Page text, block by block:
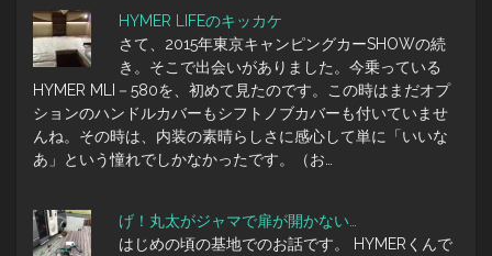
HYMER LIFEのキッカケ
さて、2015年東京キャンピングカーSHOWの続
き。そこで出会いがありました。今乗っている
HYMER MLI－580を、初めて見たのです。この時はまだオプ
ションのハンドルカバーもシフトノブカバーも付いていませ
んね。その時は、内装の素晴らしさに感心して単に「いいな
あ」という憧れでしかなかったです。（お…
げ！丸太がジャマで扉が開かない…
はじめの頃の基地でのお話です。 HYMERくんで